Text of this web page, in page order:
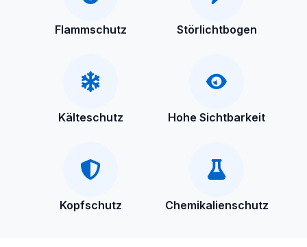
Flammschutz Störlichtbogen
Kälteschutz Hohe Sichtbarkeit
Kopfschutz Chemikalienschutz